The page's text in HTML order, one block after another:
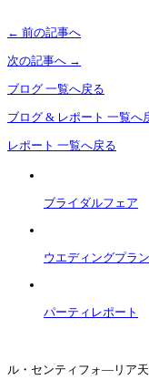
← 前の記事へ
次の記事へ →
ブログ 一覧へ戻る
ブログ & レポート 一覧へ
レポート 一覧へ戻る
ブライダルフェア
ウエディングプラン
パーティレポート
ル・センティフォ―リア